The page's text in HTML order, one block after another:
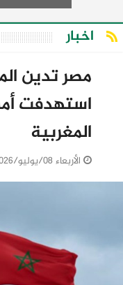
اخبار
مصر تدين
استهدفت
المغربية
الأربعاء 08/يوليو/2026 - 06:54 ص